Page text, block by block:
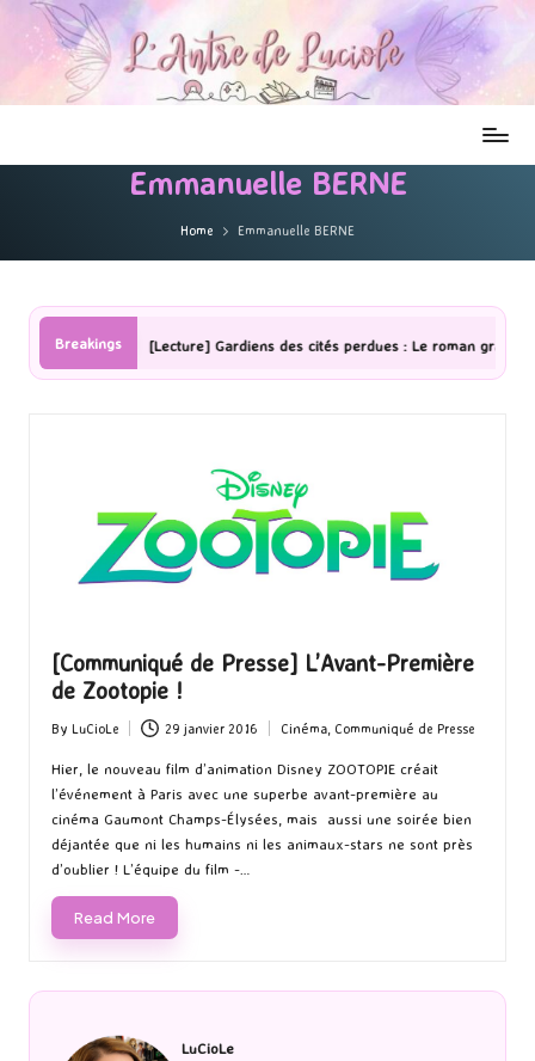
Emmanuelle BERNE
Home Emmanuelle BERNE
Breakings
[Lecture] Gardiens des cités perdues : Le roman graphique Tome 1
[Communiqué de Presse] L’Avant-Première
de Zootopie !
Posted
by
By LuCioLe 29 janvier 2016
Posted
in
Cinéma, Communiqué de Presse
Hier, le nouveau film d’animation Disney ZOOTOPIE créait
l’événement à Paris avec une superbe avant-première au
cinéma Gaumont Champs-Élysées, mais aussi une soirée bien
déjantée que ni les humains ni les animaux-stars ne sont près
d’oublier ! L’équipe du film -…
Read More
LuCioLe